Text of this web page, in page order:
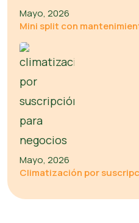
Mayo, 2026
Mini split con
Mayo, 2026
Climatización por